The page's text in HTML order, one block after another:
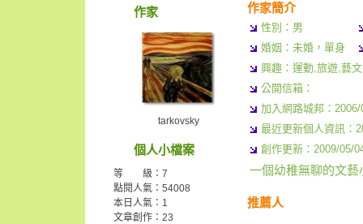
作家
tarkovsky
個人小檔案
等 級：7
點閱人氣：54008
本日人氣：1
文章創作：23
作家簡介
性別：男
婚姻：未婚，單身
興趣：運動,旅遊,藝
公開信箱：
加入網路城邦：
最近更新個人資訊：
創作更新：2009/05/
一個幼稚無聊的文藝
推薦人